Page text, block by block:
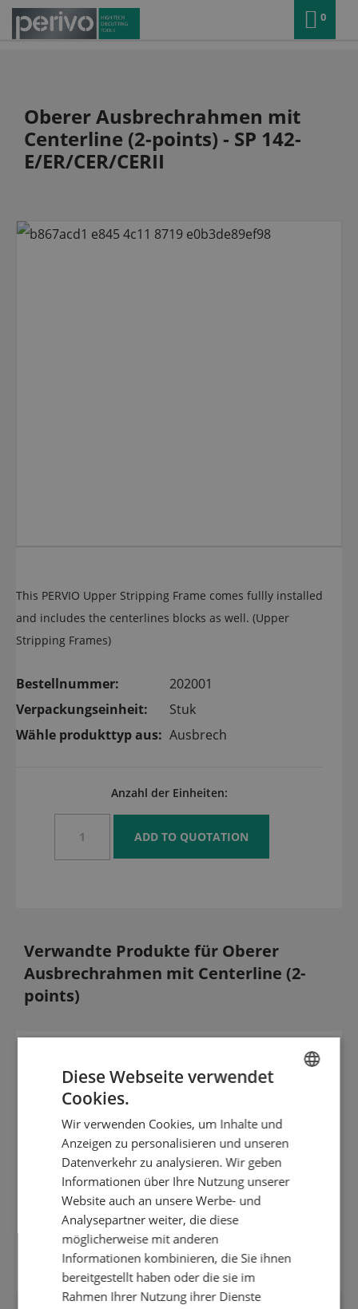
0
Oberer Ausbrechrahmen mit
Centerline (2-points) - SP 142-
E/ER/CER/CERII
This PERVIO Upper Stripping Frame comes fullly installed
and includes the centerlines blocks as well. (Upper
Stripping Frames)
Bestellnummer:
202001
Verpackungseinheit:
Stuk
Wähle produkttyp aus: Ausbrech
Anzahl der Einheiten:
Verwandte Produkte für Oberer
Ausbrechrahmen mit Centerline (2-
points)
Teleskop Trägerstange 938 - 1.714 mm
DUTCH
Diese Webseite verwendet
Cookies.
Wir verwenden Cookies, um Inhalte und
Anzeigen zu personalisieren und unseren
Datenverkehr zu analysieren. Wir geben
Informationen über Ihre Nutzung unserer
Website auch an unsere Werbe- und
Analysepartner weiter, die diese
möglicherweise mit anderen
Informationen kombinieren, die Sie ihnen
bereitgestellt haben oder die sie im
Rahmen Ihrer Nutzung ihrer Dienste